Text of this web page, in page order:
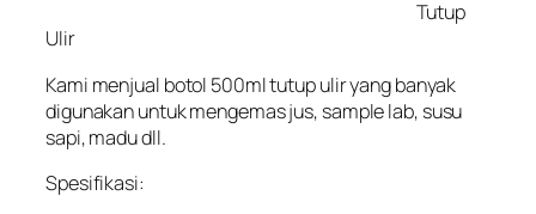
Tutup
Ulir
Kami menjual botol 500ml tutup ulir yang banyak
digunakan untuk mengemas jus, sample lab, susu
sapi, madu dll.
Spesifikasi: